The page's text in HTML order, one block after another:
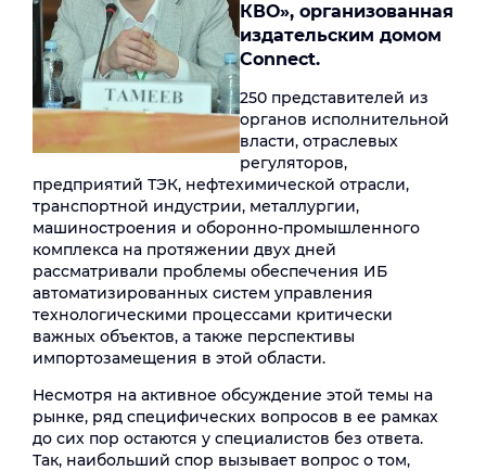
КВО», организованная
издательским домом
Connect.
250 представителей из
органов исполнительной
власти, отраслевых
регуляторов,
предприятий ТЭК, нефтехимической отрасли,
транспортной индустрии, металлургии,
машиностроения и оборонно-промышленного
комплекса на протяжении двух дней
рассматривали проблемы обеспечения ИБ
автоматизированных систем управления
технологическими процессами критически
важных объектов, а также перспективы
импортозамещения в этой области.
Несмотря на активное обсуждение этой темы на
рынке, ряд специфических вопросов в ее рамках
до сих пор остаются у специалистов без ответа.
Так, наибольший спор вызывает вопрос о том,